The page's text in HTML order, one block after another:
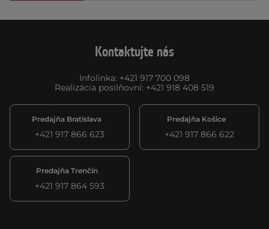
Kontaktujte nás
Infolinka: +421 917 700 098
Realizácia posilňovní: +421 918 408 519
Predajňa Bratislava
+421 917 866 623
Predajňa Košice
+421 917 866 622
Predajňa Trenčín
+421 917 864 593